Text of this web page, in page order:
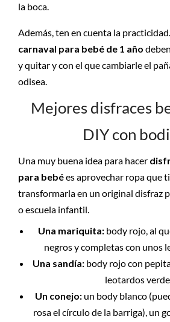
la boca.
Además, ten en cuenta la
carnaval para bebé de 1 año
y quitar y con el que cambiarle el
odisea.
Mejores disfraces
DIY con
Una muy buena idea para hacer
para bebées aprovechar ropa que
transformarla en un original disfraz
o escuela infantil.
Una mariquita: body rojo, al
negros y completas con unos
Una sandía: body rojo con
leotardos
Un conejo: un body blanco
rosa el círculo de la barriga), un